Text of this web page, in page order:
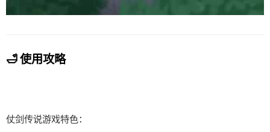
🛁 使用攻略
仗剑传说游戏特色：